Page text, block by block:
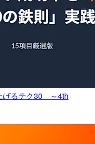
げるテク30 ～4th